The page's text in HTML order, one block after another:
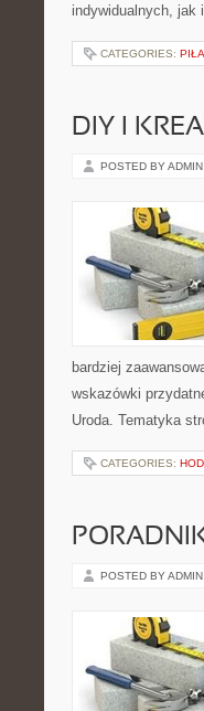
indywidualnych, jak
CATEGORIES: PIŁA
DIY I
POSTED BY ADMIN
bardziej
wskazówki
Uroda. Tematyka
CATEGORIES:
POSTED BY ADMIN